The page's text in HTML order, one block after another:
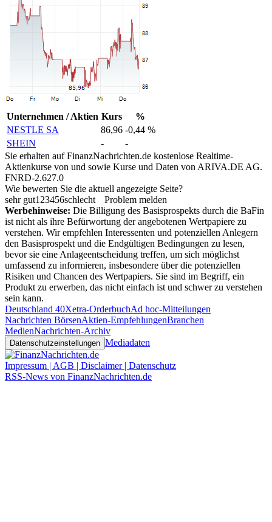
Unternehmen / Aktien Kurs
%
NESTLE SA
86,96 -0,44 %
SHEIN
-
-
Sie erhalten auf FinanzNachrichten.de kostenlose Realtime-
Aktienkurse von und sowie Kurse und Daten von ARIVA.DE AG.
FNRD-2.627.0
Wie bewerten Sie die aktuell angezeigte Seite?
sehr gut1 23456schlecht
Problem melden
Werbehinweise: Die Billigung des Basisprospekts durch die BaFin
ist nicht als ihre Befürwortung der angebotenen Wertpapiere zu
verstehen. Wir empfehlen Interessenten und potenziellen Anlegern
den Basisprospekt und die Endgültigen Bedingungen zu lesen,
bevor sie eine Anlageentscheidung treffen, um sich möglichst
umfassend zu informieren, insbesondere über die potenziellen
Risiken und Chancen des Wertpapiers. Sie sind im Begriff, ein
Produkt zu erwerben, das nicht einfach ist und schwer zu verstehen
sein kann.
Deutschland 40Xetra-OrderbuchAd hoc-Mitteilungen
Nachrichten BörsenAktien-EmpfehlungenBranchen
MedienNachrichten-Archiv
Datenschutzeinstellungen Mediadaten
Impressum | AGB | Disclaimer | Datenschutz
RSS-News von FinanzNachrichten.de